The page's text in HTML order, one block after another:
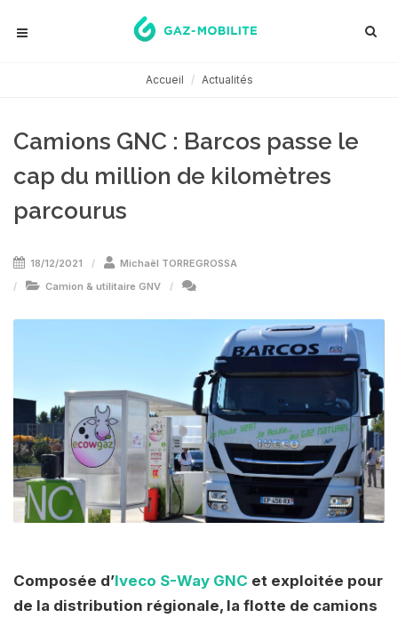
Accueil Actualités
Camions GNC : Barcos passe le
cap du million de kilomètres
parcourus
18/12/2021
Michaël TORREGROSSA
Camion & utilitaire GNV
Composée d’Iveco S-Way GNC et exploitée pour
de la distribution régionale, la flotte de camions